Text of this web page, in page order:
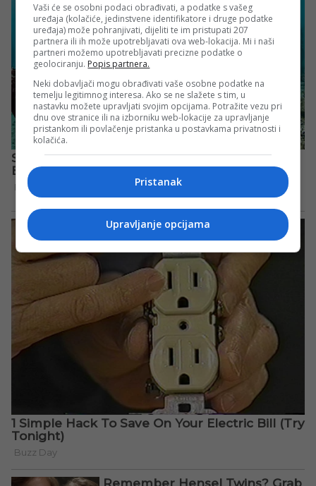
Vaši će se osobni podaci obrađivati, a podatke s vašeg
uređaja (kolačiće, jedinstvene identifikatore i druge podatke
uređaja) može pohranjivati, dijeliti te im pristupati 207
partnera ili ih može upotrebljavati ova web-lokacija. Mi i naši
partneri možemo upotrebljavati precizne podatke o
geolociranju. Popis partnera.
Neki dobavljači mogu obrađivati vaše osobne podatke na
temelju legitimnog interesa. Ako se ne slažete s tim, u
nastavku možete upravljati svojim opcijama. Potražite vezu pri
dnu ove stranice ili na izborniku web-lokacije za upravljanje
pristankom ili povlačenje pristanka u postavkama privatnosti i
kolačića.
Pristanak
Upravljanje opcijama